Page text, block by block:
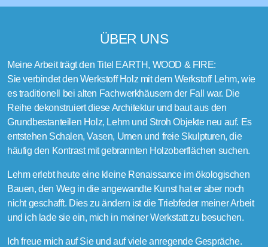
ÜBER UNS
Meine Arbeit trägt den Titel EARTH, WOOD & FIRE:
Sie verbindet den Werkstoff Holz mit dem Werkstoff Lehm, wie
es traditionell bei alten Fachwerkhäusern der Fall war. Die
Reihe dekonstruiert diese Architektur und baut aus den
Grundbestanteilen Holz, Lehm und Stroh Objekte neu auf. Es
entstehen Schalen, Vasen, Urnen und freie Skulpturen, die
häufig den Kontrast mit gebrannten Holzoberflächen suchen.
Lehm erlebt heute eine kleine Renaissance im ökologischen
Bauen, den Weg in die angewandte Kunst hat er aber noch
nicht geschafft. Dies zu ändern ist die Triebfeder meiner Arbeit
und ich lade sie ein, mich in meiner Werkstatt zu besuchen.
Ich freue mich auf Sie und auf viele anregende Gespräche.